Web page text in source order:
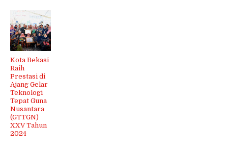
Kota Bekasi
Raih
Prestasi di
Ajang Gelar
Teknologi
Tepat Guna
Nusantara
(GTTGN)
XXV Tahun
2024